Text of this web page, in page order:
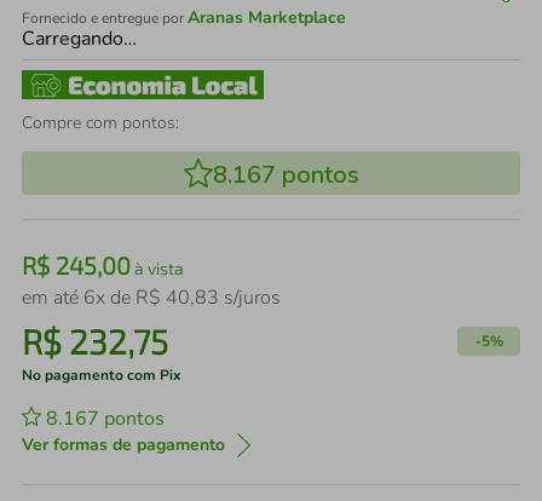
Fornecido e entregue porAranas Marketplace
Carregando…
Compre com pontos:
8.167 pontos
R$ 245,00à vista
em até 6x de R$ 40,83 s/juros
R$ 232,75 -5%
No pagamento com Pix
8.167 pontos
Ver formas de pagamento